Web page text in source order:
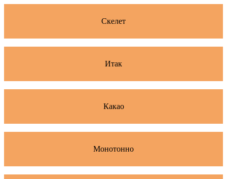
Скелет
Итак
Какао
Монотонно